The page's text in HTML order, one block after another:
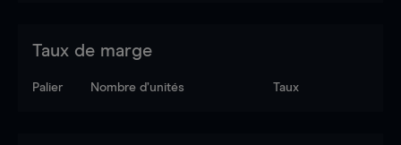
Taux de marge
Palier Nombre d’unités Taux